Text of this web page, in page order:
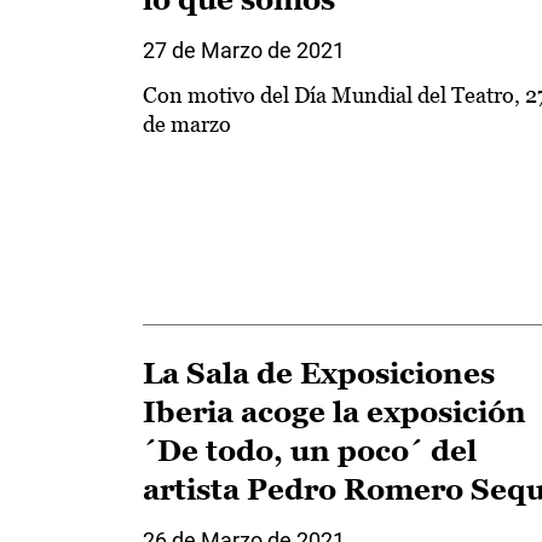
27 de Marzo de 2021
Con motivo del Día Mundial del Teatro,
de marzo
La Sala de Exposiciones
Iberia acoge la exposición
´De todo, un poco´ del
artista Pedro Romero